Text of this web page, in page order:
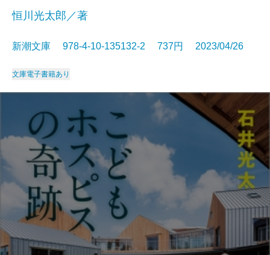
恒川光太郎／著
新潮文庫 978-4-10-135132-2 737円 2023/04/26
文庫電子書籍あり